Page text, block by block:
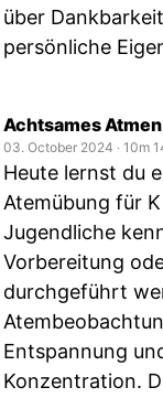
über
persönliche
Achtsames Atmen
03. October 2024 ‧ 10m
Heute lernst du
Atemübung für
Jugendliche
Vorbereitung
durchgeführt
Entspannung
Konzentration.